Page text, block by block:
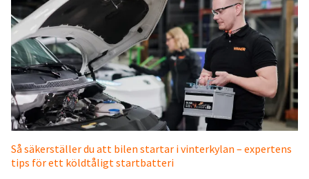
Så säkerställer du att bilen startar i vinterkylan – expertens
tips för ett köldtåligt startbatteri